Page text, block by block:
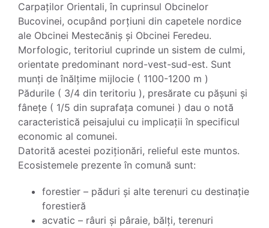
Carpaților Orientali, în cuprinsul Obcinelor
Bucovinei, ocupând porțiuni din capetele nordice
ale Obcinei Mestecăniș și Obcinei Feredeu.
Morfologic, teritoriul cuprinde un sistem de culmi,
orientate predominant nord-vest-sud-est. Sunt
munți de înălțime mijlocie ( 1100-1200 m )
Pădurile ( 3/4 din teritoriu ), presărate cu pășuni și
fânețe ( 1/5 din suprafața comunei ) dau o notă
caracteristică peisajului cu implicații în specificul
economic al comunei.
Datorită acestei poziționări, relieful este muntos.
Ecosistemele prezente în comună sunt:
forestier – păduri și alte terenuri cu destinație
forestieră
acvatic – râuri și pâraie, bălți, terenuri